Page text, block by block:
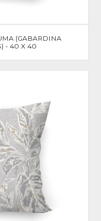
(GABARDINA
- 40 X 40